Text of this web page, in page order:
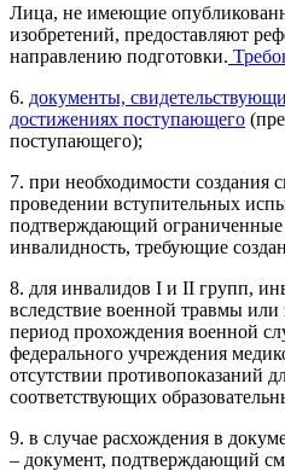
Лица, не имеющие
изобретений, предоставляют
направлению подготовки.
6. документы,
достижениях поступающего
поступающего);
7. при необходимости создания
проведении вступительных
подтверждающий ограниченные
инвалидность, требующие
8. для инвалидов I и II групп,
вследствие военной травмы
период прохождения военной
федерального учреждения
отсутствии противопоказаний
соответствующих
9. в случае расхождения в
– документ, подтверждающий